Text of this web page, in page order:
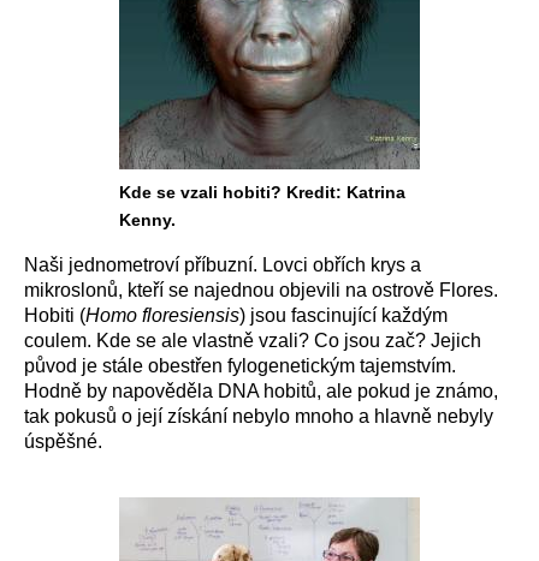
Kde se vzali hobiti? Kredit: Katrina
Kenny.
Naši jednometroví příbuzní. Lovci obřích krys a
mikroslonů, kteří se najednou objevili na ostrově Flores.
Hobiti (Homo floresiensis) jsou fascinující každým
coulem. Kde se ale vlastně vzali? Co jsou zač? Jejich
původ je stále obestřen fylogenetickým tajemstvím.
Hodně by napověděla DNA hobitů, ale pokud je známo,
tak pokusů o její získání nebylo mnoho a hlavně nebyly
úspěšné.